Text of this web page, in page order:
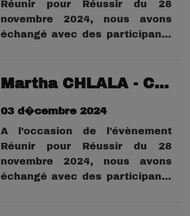
Réunir pour Réussir du 28
novembre 2024, nous avons
échangé avec des participants
société LR Intervention.
Martha CHLALA - CALISTA Avocats
03 d�cembre 2024
A l'occasion de l'évènement
Réunir pour Réussir du 28
novembre 2024, nous avons
échangé avec des participants